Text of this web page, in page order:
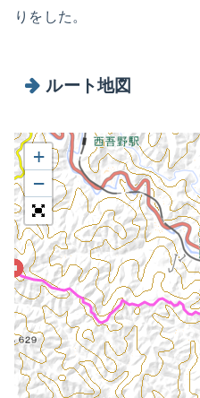
りをした。
ルート地図
+
−